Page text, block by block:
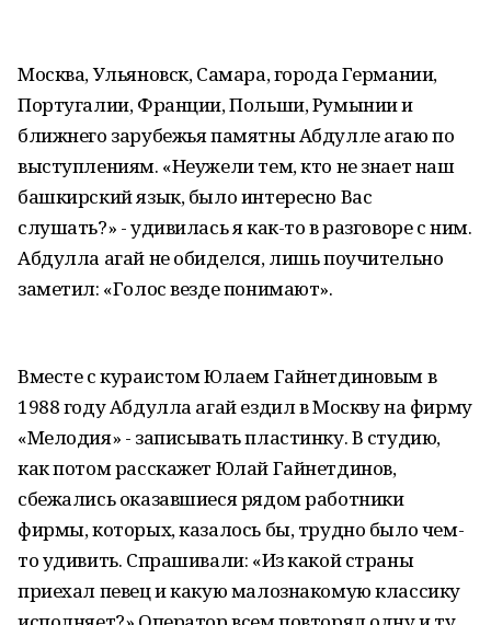
Москва, Ульяновск, Самара, города Германии,
Португалии, Франции, Польши, Румынии и
ближнего зарубежья памятны Абдулле агаю по
выступлениям. «Неужели тем, кто не знает наш
башкирский язык, было интересно Вас
слушать?» - удивилась я как-то в разговоре с ним.
Абдулла агай не обиделся, лишь поучительно
заметил: «Голос везде понимают».
Вместе с кураистом Юлаем Гайнетдиновым в
1988 году Абдулла агай ездил в Москву на фирму
«Мелодия» - записывать пластинку. В студию,
как потом расскажет Юлай Гайнетдинов,
сбежались оказавшиеся рядом работники
фирмы, которых, казалось бы, трудно было чем-
то удивить. Спрашивали: «Из какой страны
приехал певец и какую малознакомую классику